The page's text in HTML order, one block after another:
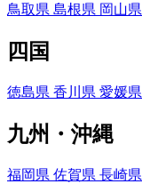
鳥取県 島根県 岡山県
四国
徳島県 香川県 愛媛県
九州・沖縄
福岡県 佐賀県 長崎県